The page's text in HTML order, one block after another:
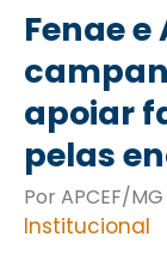
Fenae
apoiar
pelas
Por APCEF/MG
Institucional